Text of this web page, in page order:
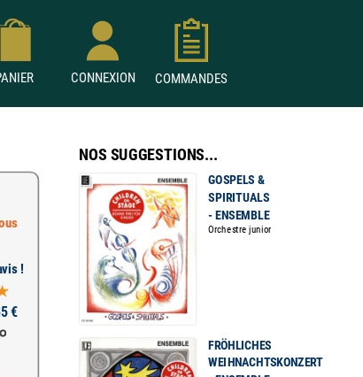
CONNEXION COMMANDES
!
€
NOS SUGGESTIONS...
GOSPELS &
SPIRITUALS
- ENSEMBLE
Orchestre junior
FRÖHLICHES
WEIHNACHTSKONZERT